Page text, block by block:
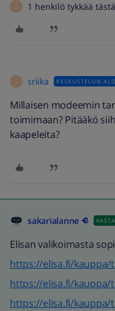
S 1 henkilö tykkää tästä
S sriika KESKUSTELUN
Millaisen modeemin
toimimaan? Pitääkö
kaapeleita?
sakarialanne
Elisan valikoimasta
https://elisa.fi/kauppa/
https://elisa.fi/kauppa/
https://elisa.fi/kauppa/